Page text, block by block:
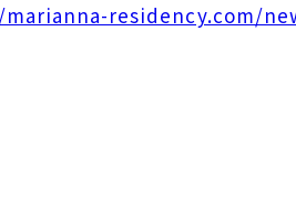
residency.com/